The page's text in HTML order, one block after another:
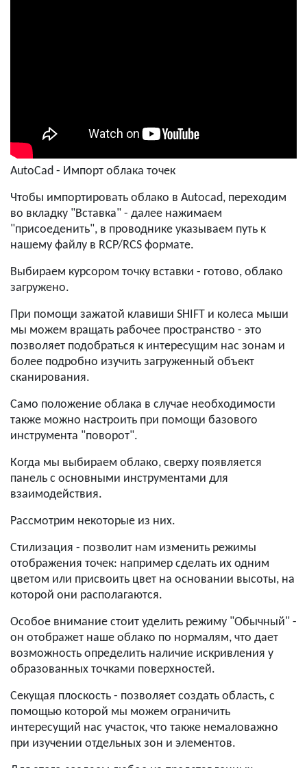
AutoCad - Импорт облака точек
Чтобы импортировать облако в Autocad, переходим
во вкладку "Вставка" - далее нажимаем
"присоеденить", в проводнике указываем путь к
нашему файлу в RCP/RCS формате.
Выбираем курсором точку вставки - готово, облако
загружено.
При помощи зажатой клавиши SHIFT и колеса мыши
мы можем вращать рабочее пространство - это
позволяет подобраться к интересущим нас зонам и
более подробно изучить загруженный объект
сканирования.
Само положение облака в случае необходимости
также можно настроить при помощи базового
инструмента "поворот".
Когда мы выбираем облако, сверху появляется
панель с основными инструментами для
взаимодействия.
Рассмотрим некоторые из них.
Стилизация - позволит нам изменить режимы
отображения точек: например сделать их одним
цветом или присвоить цвет на основании высоты, на
которой они располагаются.
Особое внимание стоит уделить режиму "Обычный" -
он отображет наше облако по нормалям, что дает
возможность определить наличие искривления у
образованных точками поверхностей.
Секущая плоскость - позволяет создать область, с
помощью которой мы можем ограничить
интересущий нас участок, что также немаловажно
при изучении отдельных зон и элементов.